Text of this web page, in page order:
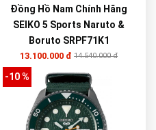
Đồng Hồ Nam Chính Hãng
SEIKO 5 Sports Naruto &
Boruto SRPF71K1
13.100.000 đ 14.540.000 đ
-10 %